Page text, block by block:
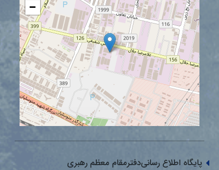
−
پایگاه اطلاع رسانی‌دفترمقام معظم رهبری